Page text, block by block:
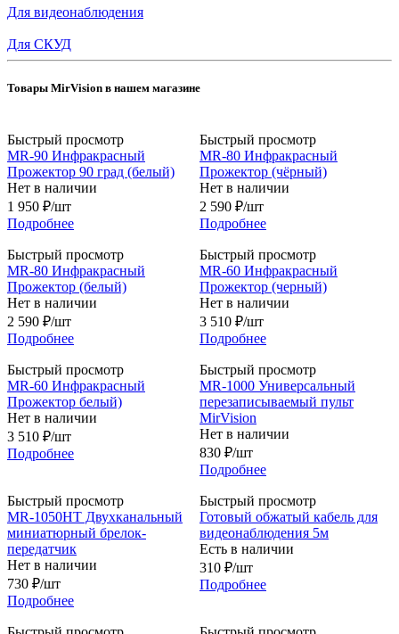
Для видеонаблюдения
Для СКУД
Товары MirVision в нашем магазине
Быстрый просмотр
MR-90 Инфракрасный
Прожектор 90 град (белый)
Нет в наличии
1 950 ₽/шт
Подробнее
Быстрый просмотр
MR-80 Инфракрасный
Прожектор (чёрный)
Нет в наличии
2 590 ₽/шт
Подробнее
Быстрый просмотр
MR-80 Инфракрасный
Прожектор (белый)
Нет в наличии
2 590 ₽/шт
Подробнее
Быстрый просмотр
MR-60 Инфракрасный
Прожектор (черный)
Нет в наличии
3 510 ₽/шт
Подробнее
Быстрый просмотр
MR-60 Инфракрасный
Прожектор белый)
Нет в наличии
3 510 ₽/шт
Подробнее
Быстрый просмотр
MR-1000 Универсальный
перезаписываемый пульт
MirVision
Нет в наличии
830 ₽/шт
Подробнее
Быстрый просмотр
MR-1050HT Двухканальный
миниатюрный брелок-
передатчик
Нет в наличии
730 ₽/шт
Подробнее
Быстрый просмотр
Готовый обжатый кабель для
видеонаблюдения 5м
Есть в наличии
310 ₽/шт
Подробнее